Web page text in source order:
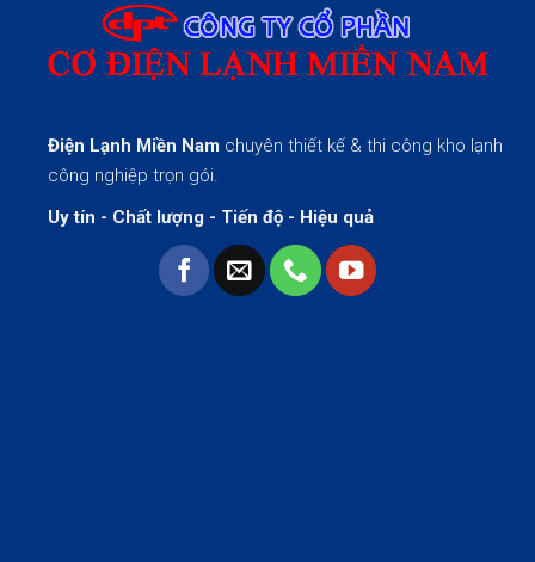
Điện Lạnh Miền Namchuyên thiết kế & thi công kho lạnh
công nghiệp trọn gói.
Uy tín - Chất lượng - Tiến độ - Hiệu quả